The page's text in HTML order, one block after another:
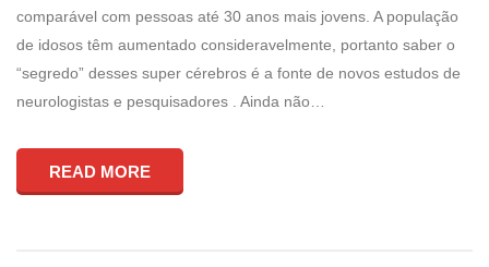
comparável com pessoas até 30 anos mais jovens. A população
de idosos têm aumentado consideravelmente, portanto saber o
“segredo” desses super cérebros é a fonte de novos estudos de
neurologistas e pesquisadores . Ainda não…
READ MORE